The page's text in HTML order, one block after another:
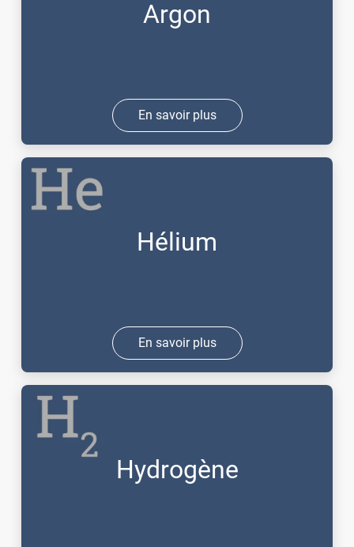
Argon
En savoir plus
Hélium
En savoir plus
Hydrogène